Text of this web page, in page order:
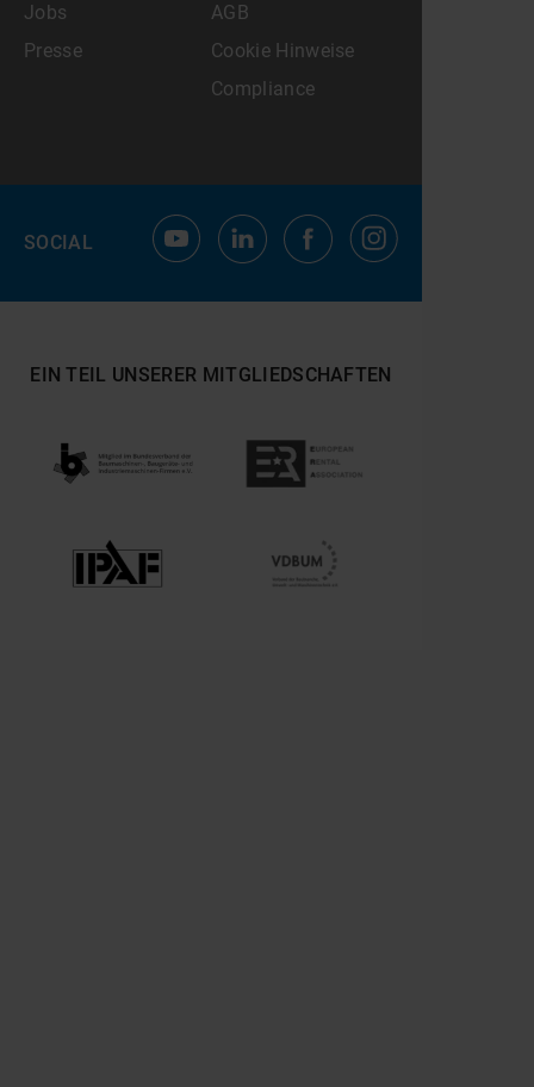
Jobs
Presse
AGB
Cookie Hinweise
Compliance
SOCIAL
EIN TEIL UNSERER MITGLIEDSCHAFTEN